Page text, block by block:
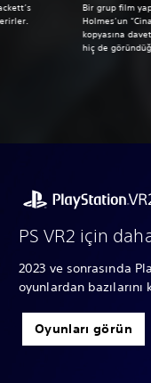
Bir grup film
Holmes’un
kopyasına
hiç de
PS VR2 için
2023 ve sonrasında
oyunlardan bazılarını
Oyunları görün